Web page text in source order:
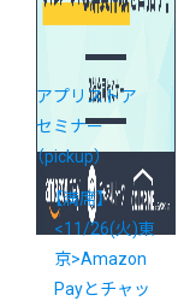
アプリストア
セミナー
（pickup）
【満席】
<11/26(火)東
京>Amazon
Payとチャッ